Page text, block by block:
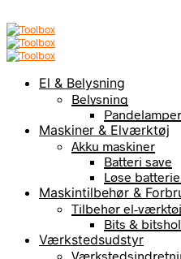
El & Belysning
Belysning
Pandelamper
Maskiner & Elværktøj
Akku maskiner
Batteri save
Løse
Maskintilbehør &
Tilbehør el-værktøj
Bits &
Værkstedsudstyr